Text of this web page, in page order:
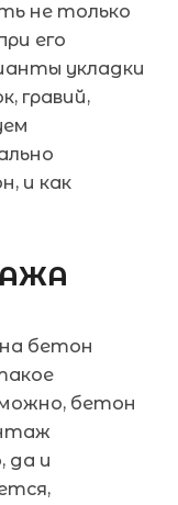
не только
его
укладки
гравий,
и как
бетон
бетон
да и